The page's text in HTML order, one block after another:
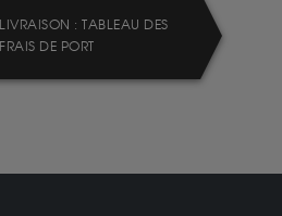
LIVRAISON : TABLEAU DES
FRAIS DE PORT